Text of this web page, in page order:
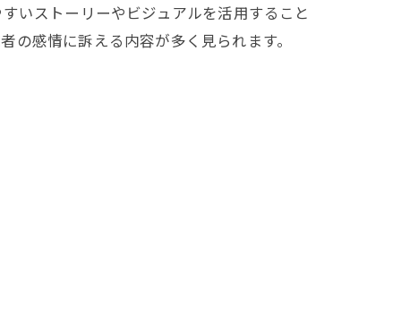
いストーリーやビジュアルを活用すること
感情に訴える内容が多く見られます。